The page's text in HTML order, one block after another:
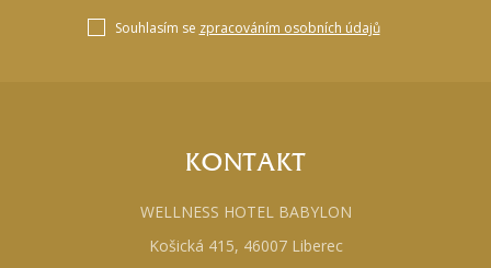
Souhlasím se zpracováním osobních údajů
KONTAKT
WELLNESS HOTEL BABYLON
Košická 415, 46007 Liberec